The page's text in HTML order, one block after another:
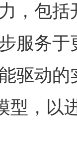
，包
服务
驱动
型，